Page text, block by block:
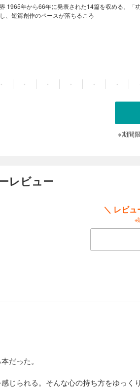
1965年から66年に発表された14篇を収める。「功
、短篇創作のペースが落ちるころ
1967年から68年に発表された九篇を収める。68年
記憶されるようになる
・ ・ ・ ・ ・ ・
※期間
レビュー
＼ レビ
※
だった。
じられる。そんな心の持ち方をゆっく